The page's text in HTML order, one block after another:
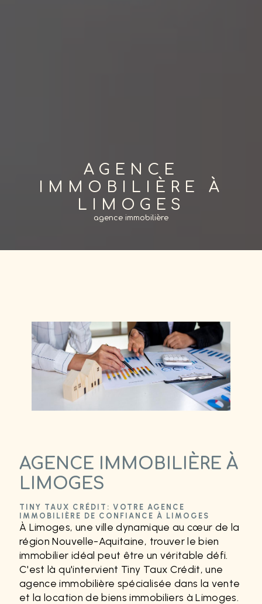
AGENCE
IMMOBILIÈRE À
LIMOGES
agence immobilière
AGENCE IMMOBILIÈRE À
LIMOGES
TINY TAUX CRÉDIT: VOTRE AGENCE
IMMOBILIÈRE DE CONFIANCE À LIMOGES
À Limoges, une ville dynamique au cœur de la
région Nouvelle-Aquitaine, trouver le bien
immobilier idéal peut être un véritable défi.
C'est là qu'intervient Tiny Taux Crédit, une
agence immobilière spécialisée dans la vente
et la location de biens immobiliers à Limoges.